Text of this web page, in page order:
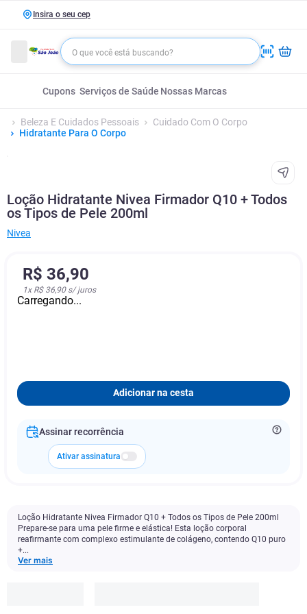
Insira o seu cep
Cupons Serviços de Saúde Nossas Marcas
Beleza E Cuidados Pessoais
Cuidado Com O Corpo
Hidratante Para O Corpo
Loção Hidratante Nivea Firmador Q10 + Todos
os Tipos de Pele 200ml
Nivea
R$ 36,90
1x R$ 36,90s/ juros
Carregando...
Adicionar na cesta
Assinar recorrência
Ativar assinatura
Loção Hidratante Nivea Firmador Q10 + Todos os Tipos de Pele 200ml
Prepare-se para uma pele firme e elástica! Esta loção corporal
reafirmante com complexo estimulante de colágeno, contendo Q10 puro
+...
Ver mais